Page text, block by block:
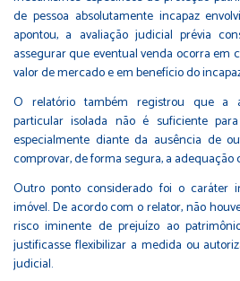
de pessoa absolutamente incapaz
apontou, a avaliação judicial prévia
assegurar que eventual venda ocorra em
valor de mercado e em benefício do
O relatório também registrou que a
particular isolada não é suficiente
especialmente diante da ausência de
comprovar, de forma segura, a adequação
Outro ponto considerado foi o caráter
imóvel. De acordo com o relator, não
risco iminente de prejuízo ao
justificasse flexibilizar a medida ou
judicial.